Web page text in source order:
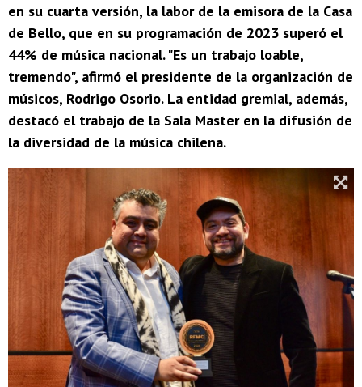
en su cuarta versión, la labor de la emisora de la Casa
de Bello, que en su programación de 2023 superó el
44% de música nacional. "Es un trabajo loable,
tremendo", afirmó el presidente de la organización de
músicos, Rodrigo Osorio. La entidad gremial, además,
destacó el trabajo de la Sala Master en la difusión de
la diversidad de la música chilena.